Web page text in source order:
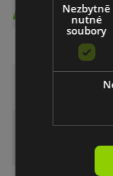
424,- CZK
DO
leštící
Nezbytně
nutné
soubory